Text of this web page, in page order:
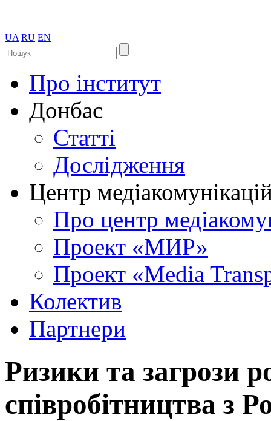
UA RU EN
Про інститут
Донбас
Статті
Дослідження
Центр
Про центр
Проект «МИР»
Проект «Media
Колектив
Партнери
Ризики та загрози
співробітництва з